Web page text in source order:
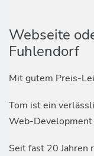
Webseite
Fuhlendorf
Mit gutem Preis-
Tom ist ein
Web-Development
Seit fast 20 Jahren